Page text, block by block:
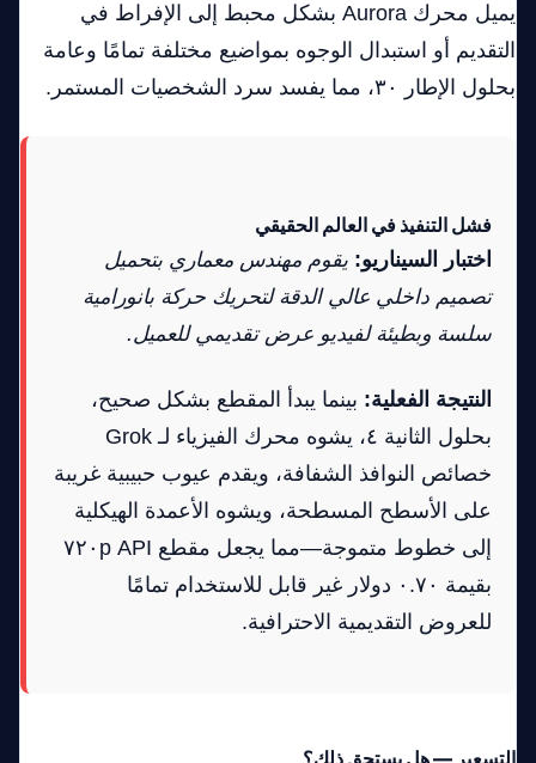
يميل محرك Aurora بشكل محبط إلى الإفراط في
التقديم أو استبدال الوجوه بمواضيع مختلفة تمامًا وعامة
بحلول الإطار ٣٠، مما يفسد سرد الشخصيات المستمر.
فشل التنفيذ في العالم الحقيقي
اختبار السيناريو: يقوم مهندس معماري بتحميل
تصميم داخلي عالي الدقة لتحريك حركة بانورامية
سلسة وبطيئة لفيديو عرض تقديمي للعميل.
النتيجة الفعلية: بينما يبدأ المقطع بشكل صحيح،
بحلول الثانية ٤، يشوه محرك الفيزياء لـ Grok
خصائص النوافذ الشفافة، ويقدم عيوب حبيبية غريبة
على الأسطح المسطحة، ويشوه الأعمدة الهيكلية
إلى خطوط متموجة—مما يجعل مقطع API ٧٢٠p
بقيمة ٠.٧٠ دولار غير قابل للاستخدام تمامًا
للعروض التقديمية الاحترافية.